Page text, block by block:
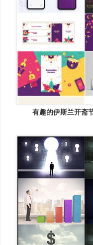
有趣的伊斯兰开斋